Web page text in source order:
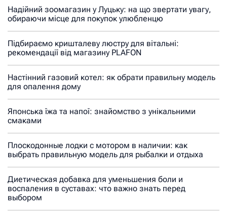
Надійний зоомагазин у Луцьку: на що звертати увагу,
обираючи місце для покупок улюбленцю
Підбираємо кришталеву люстру для вітальні:
рекомендації від магазину PLAFON
Настінний газовий котел: як обрати правильну модель
для опалення дому
Японська їжа та напої: знайомство з унікальними
смаками
Плоскодонные лодки с мотором в наличии: как
выбрать правильную модель для рыбалки и отдыха
Диетическая добавка для уменьшения боли и
воспаления в суставах: что важно знать перед
выбором